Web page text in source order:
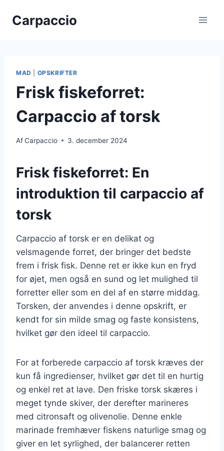
Carpaccio
MAD OPSKRIFTER
Frisk fiskeforret:
Carpaccio af torsk
AfCarpaccio 3. december 2024
Frisk fiskeforret: En
introduktion til carpaccio af
torsk
Carpaccio af torsk er en delikat og
velsmagende forret, der bringer det bedste
frem i frisk fisk. Denne ret er ikke kun en fryd
for øjet, men også en sund og let mulighed til
forretter eller som en del af en større middag.
Torsken, der anvendes i denne opskrift, er
kendt for sin milde smag og faste konsistens,
hvilket gør den ideel til carpaccio.
For at forberede carpaccio af torsk kræves der
kun få ingredienser, hvilket gør det til en hurtig
og enkel ret at lave. Den friske torsk skæres i
meget tynde skiver, der derefter marineres
med citronsaft og olivenolie. Denne enkle
marinade fremhæver fiskens naturlige smag og
giver en let syrlighed, der balancerer retten